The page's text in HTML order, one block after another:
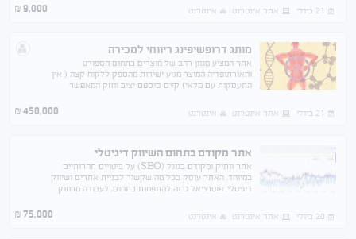
21 ביולי
אתר אינטרנט אינטרנט 9,000
₪
מותג דרופשיפינג ריווחי למכירה
אתר המציע מגוון רחב של מוצרים בתחום הספורט
והאורתופדיה המוצר מגיע ישירות מהספק ללקוח קצה ( אין
התעסקות עם מלאי) קיים סיסטם יציב וחזק המאפשר
21 ביולי אתר אינטרנט אינטרנט 450,000
₪
אתר מקודם בתחום השיווק דיגיטלי
אתר וותיק ומקודם בגוגל (SEO) על ביטויים תחרותיים
במיוחד. האתר עוסק בכל מה שקשור לבניית אתרים ושיווק
דיגיטלי. פוטנציאל גבוה להתפחות בתחום, לעבודה מרחוק
20 ביולי
אתר אינטרנט אינטרנט 75,000
₪